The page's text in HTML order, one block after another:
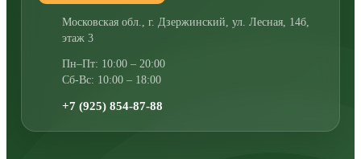
Московская обл., г. Дзержинский, ул. Лесная, 14б,
этаж 3
Пн–Пт: 10:00 – 20:00
Сб-Вс: 10:00 – 18:00
+7 (925) 854-87-88